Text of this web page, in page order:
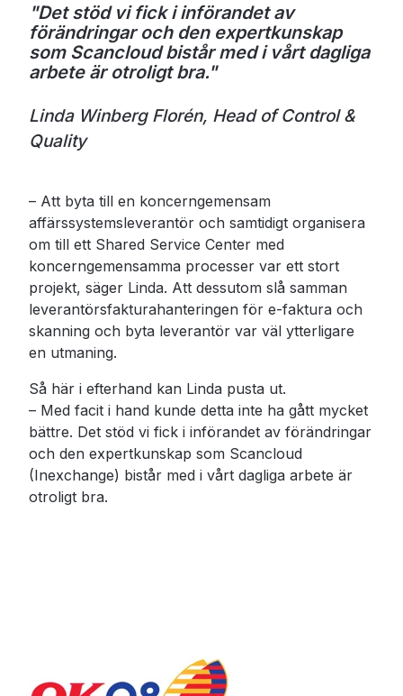
"Det stöd vi fick i införandet av
förändringar och den expertkunskap
som Scancloud bistår med i vårt dagliga
arbete är otroligt bra."
Linda Winberg Florén, Head of Control &
Quality
– Att byta till en koncerngemensam
affärssystemsleverantör och samtidigt organisera
om till ett Shared Service Center med
koncerngemensamma processer var ett stort
projekt, säger Linda. Att dessutom slå samman
leverantörsfakturahanteringen för e-faktura och
skanning och byta leverantör var väl ytterligare
en utmaning.
Så här i efterhand kan Linda pusta ut.
– Med facit i hand kunde detta inte ha gått mycket
bättre. Det stöd vi fick i införandet av förändringar
och den expertkunskap som Scancloud
(Inexchange) bistår med i vårt dagliga arbete är
otroligt bra.